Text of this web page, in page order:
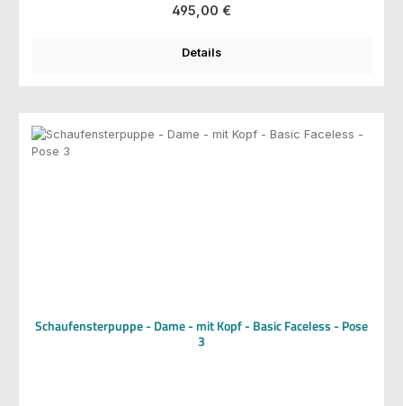
Regulärer Preis:
495,00 €
Details
Schaufensterpuppe - Dame - mit Kopf - Basic Faceless - Pose
3